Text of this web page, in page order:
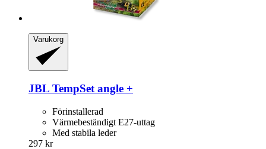
Varukorg
JBL TempSet angle +
Förinstallerad
Värmebeständigt E27-uttag
Med stabila leder
297 kr